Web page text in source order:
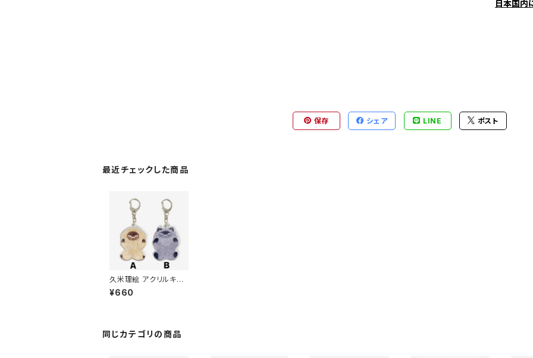
日本国内
保存 シェア LINE ポスト
最近チェックした商品
久米理絵 アクリルキー
ホルダー MOFUN ST
ARS!
¥660
同じカテゴリの商品